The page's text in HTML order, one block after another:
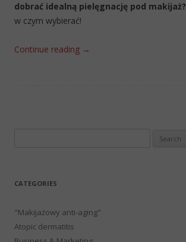
dobrać idealną pielęgnację pod makijaż?
w czym wybierać!
Continue reading →
CATEGORIES
"Makijażowy anti-aging"
Atopic dermatitis